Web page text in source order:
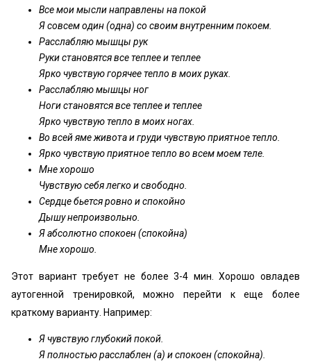
Все мои мысли направлены на покой
Я совсем один (одна) со своим внутренним покоем.
Расслабляю мышцы рук
Руки становятся все теплее и теплее
Ярко чувствую горячее тепло в моих руках.
Расслабляю мышцы ног
Ноги становятся все теплее и теплее
Ярко чувствую тепло в моих ногах.
Во всей яме живота и груди чувствую приятное тепло.
Ярко чувствую приятное тепло во всем моем теле.
Мне хорошо
Чувствую себя легко и свободно.
Сердце бьется ровно и спокойно
Дышу непроизвольно.
Я абсолютно спокоен (спокойна)
Мне хорошо.
Этот вариант требует не более 3-4 мин. Хорошо овладев
аутогенной тренировкой, можно перейти к еще более
краткому варианту. Например:
Я чувствую глубокий покой.
Я полностью расслаблен (а) и спокоен (спокойна).